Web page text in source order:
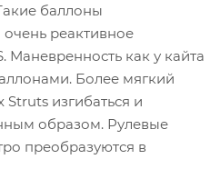
баллоны
реактивное
Маневренность как у кайта
Более мягкий
Struts изгибаться и
образом. Рулевые
преобразуются в